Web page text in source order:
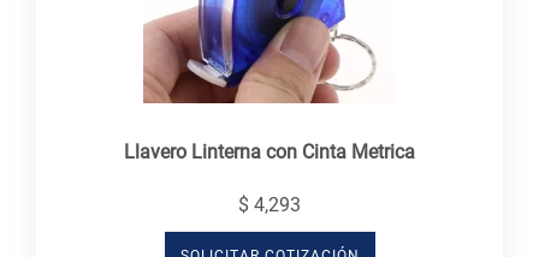
Llavero Linterna con Cinta Metrica
$ 4,293